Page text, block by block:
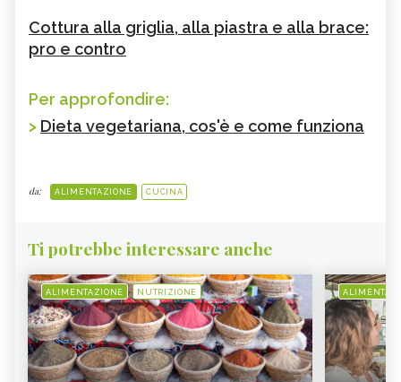
Cottura alla griglia, alla piastra e alla brace:
pro e contro
Per approfondire:
> Dieta vegetariana, cos'è e come funziona
da: ALIMENTAZIONE CUCINA
Ti potrebbe interessare anche
ALIMENTAZIONE NUTRIZIONE